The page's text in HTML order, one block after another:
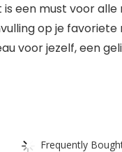
een must voor alle
op je
voor jezelf, een
Frequently